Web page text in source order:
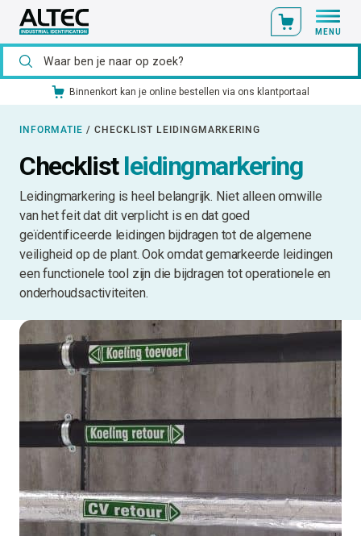
MENU
Ons catalogusmateriaal standaard uit voorraad leverbaar
INFORMATIE / CHECKLIST LEIDINGMARKERING
Checklistleidingmarkering
Leidingmarkering is heel belangrijk. Niet alleen omwille
van het feit dat dit verplicht is en dat goed
geïdentificeerde leidingen bijdragen tot de algemene
veiligheid op de plant. Ook omdat gemarkeerde leidingen
een functionele tool zijn die bijdragen tot operationele en
onderhoudsactiviteiten.